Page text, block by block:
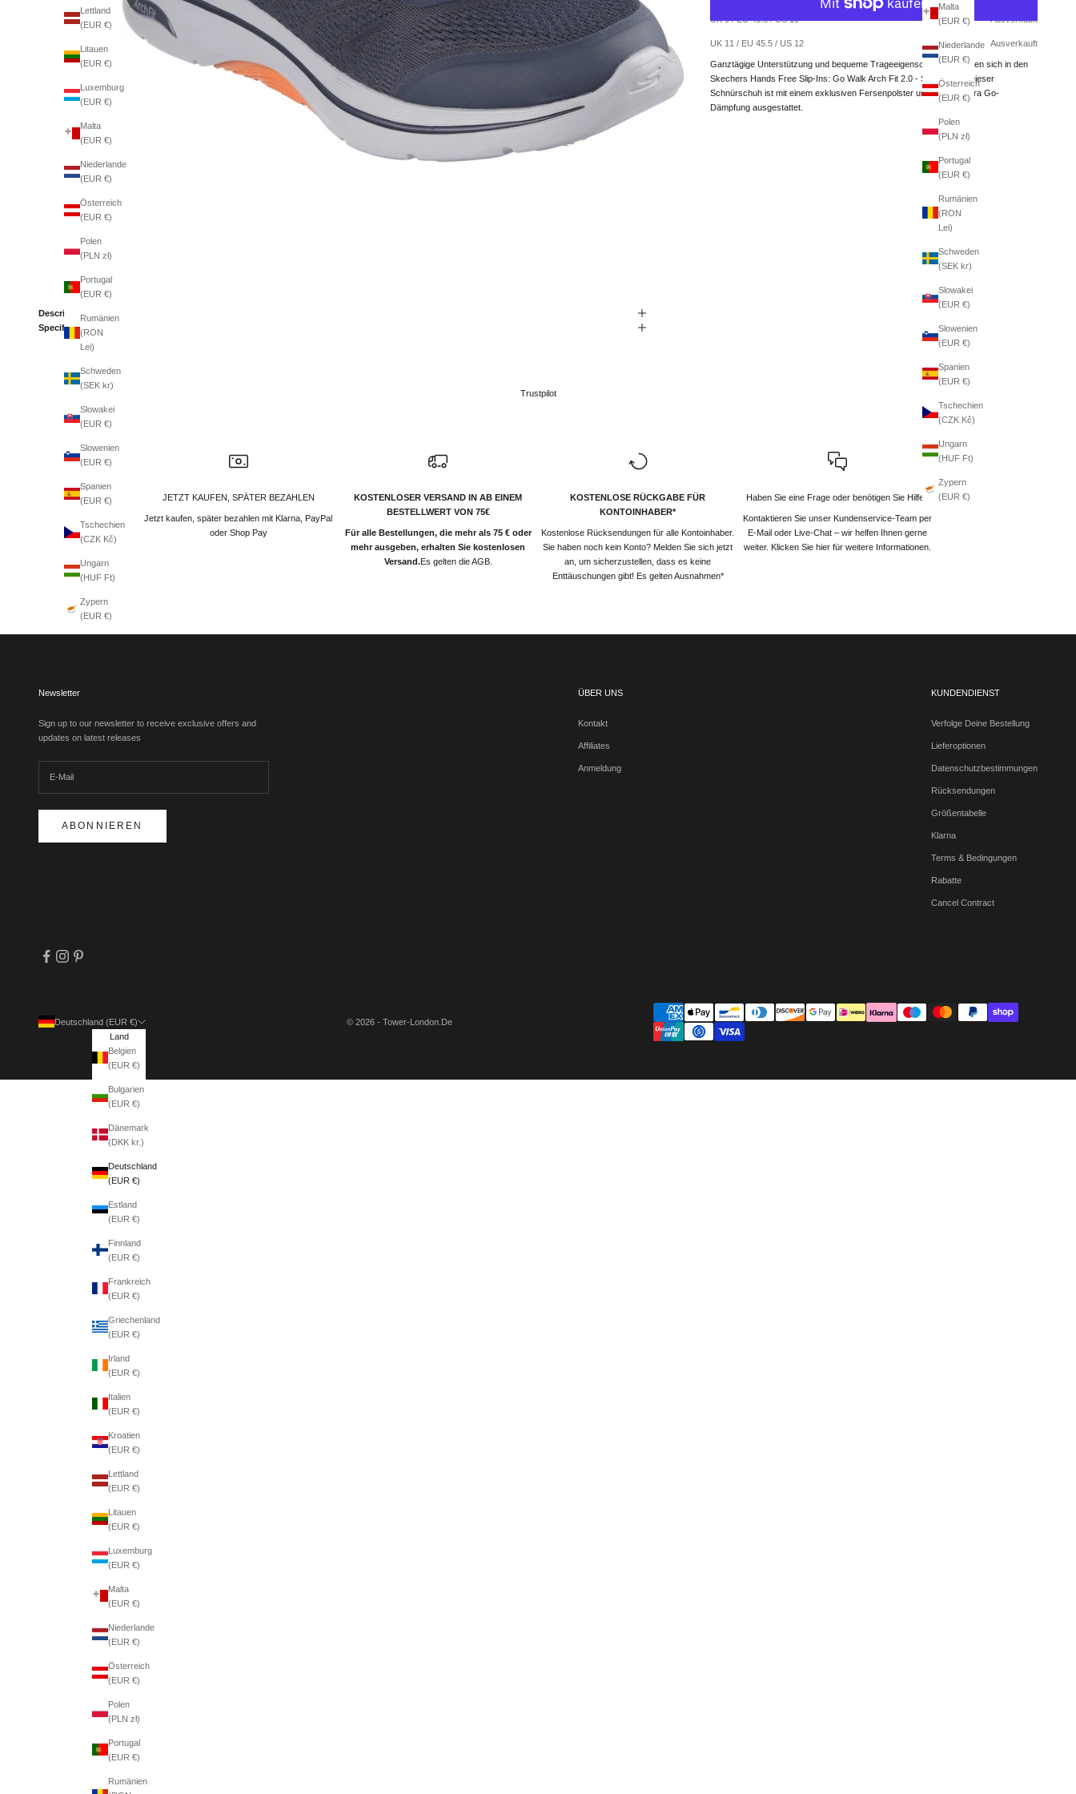
Malta
(EUR €)
Niederlande
(EUR €)
Österreich
(EUR €)
Polen
(PLN zł)
Portugal
(EUR €)
Rumänien
(RON
Lei)
Schweden
(SEK kr)
Slowakei
(EUR €)
Slowenien
(EUR €)
Spanien
(EUR €)
Tschechien
(CZK Kč)
Ungarn
(HUF Ft)
Zypern
(EUR €)
Lettland
(EUR €)
Litauen
(EUR €)
Luxemburg
(EUR €)
Malta
(EUR €)
Niederlande
(EUR €)
Österreich
(EUR €)
Polen
(PLN zł)
Portugal
(EUR €)
Rumänien
(RON
Lei)
Schweden
(SEK kr)
Slowakei
(EUR €)
Slowenien
(EUR €)
Spanien
(EUR €)
Tschechien
(CZK Kč)
Ungarn
(HUF Ft)
Zypern
(EUR €)
UK 9 / EU 43.5 / US 10 Ausverkauft
UK 11 / EU 45.5 / US 12 Ausverkauft
Ganztägige Unterstützung und bequeme Trageeigenschaften vereinen sich in den
Skechers Hands Free Slip-Ins: Go Walk Arch Fit 2.0 - Simplicity 2. Dieser
Schnürschuh ist mit einem exklusiven Fersenpolster und leichter Ultra Go-
Dämpfung ausgestattet.
Description
Specifications
Trustpilot
JETZT KAUFEN, SPÄTER BEZAHLEN
Jetzt kaufen, später bezahlen mit Klarna, PayPal
oder Shop Pay
KOSTENLOSER VERSAND IN AB EINEM
BESTELLWERT VON 75€
Für alle Bestellungen, die mehr als 75 € oder
mehr ausgeben, erhalten Sie kostenlosen
Versand.Es gelten die AGB.
KOSTENLOSE RÜCKGABE FÜR
KONTOINHABER*
Kostenlose Rücksendungen für alle Kontoinhaber.
Sie haben noch kein Konto? Melden Sie sich jetzt
an, um sicherzustellen, dass es keine
Enttäuschungen gibt! Es gelten Ausnahmen*
Haben Sie eine Frage oder benötigen Sie Hilfe?
Kontaktieren Sie unser Kundenservice-Team per
E-Mail oder Live-Chat – wir helfen Ihnen gerne
weiter. Klicken Sie hier für weitere Informationen.
Newsletter
Sign up to our newsletter to receive exclusive offers and
updates on latest releases
ABONNIEREN
ÜBER UNS
Kontakt
Affiliates
Anmeldung
KUNDENDIENST
Verfolge Deine Bestellung
Lieferoptionen
Datenschutzbestimmungen
Rücksendungen
Größentabelle
Klarna
Terms & Bedingungen
Rabatte
Cancel Contract
Deutschland (EUR €)
Land
Belgien
(EUR €)
Bulgarien
(EUR €)
Dänemark
(DKK kr.)
Deutschland
(EUR €)
Estland
(EUR €)
Finnland
(EUR €)
Frankreich
(EUR €)
Griechenland
(EUR €)
Irland
(EUR €)
Italien
(EUR €)
Kroatien
(EUR €)
Lettland
(EUR €)
Litauen
(EUR €)
Luxemburg
(EUR €)
Malta
(EUR €)
Niederlande
(EUR €)
Österreich
(EUR €)
Polen
(PLN zł)
Portugal
(EUR €)
Rumänien
© 2026 - Tower-London.De